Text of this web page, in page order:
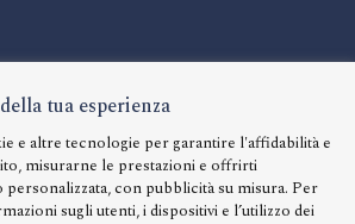
tua esperienza
e altre tecnologie per garantire l'affidabilità e
misurarne le prestazioni e offrirti
personalizzata, con pubblicità su misura. Per
sugli utenti, i dispositivi e l’utilizzo dei